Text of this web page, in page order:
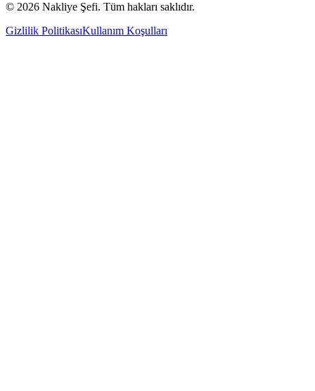
© 2026 Nakliye Şefi. Tüm hakları saklıdır.
Gizlilik PolitikasıKullanım Koşulları